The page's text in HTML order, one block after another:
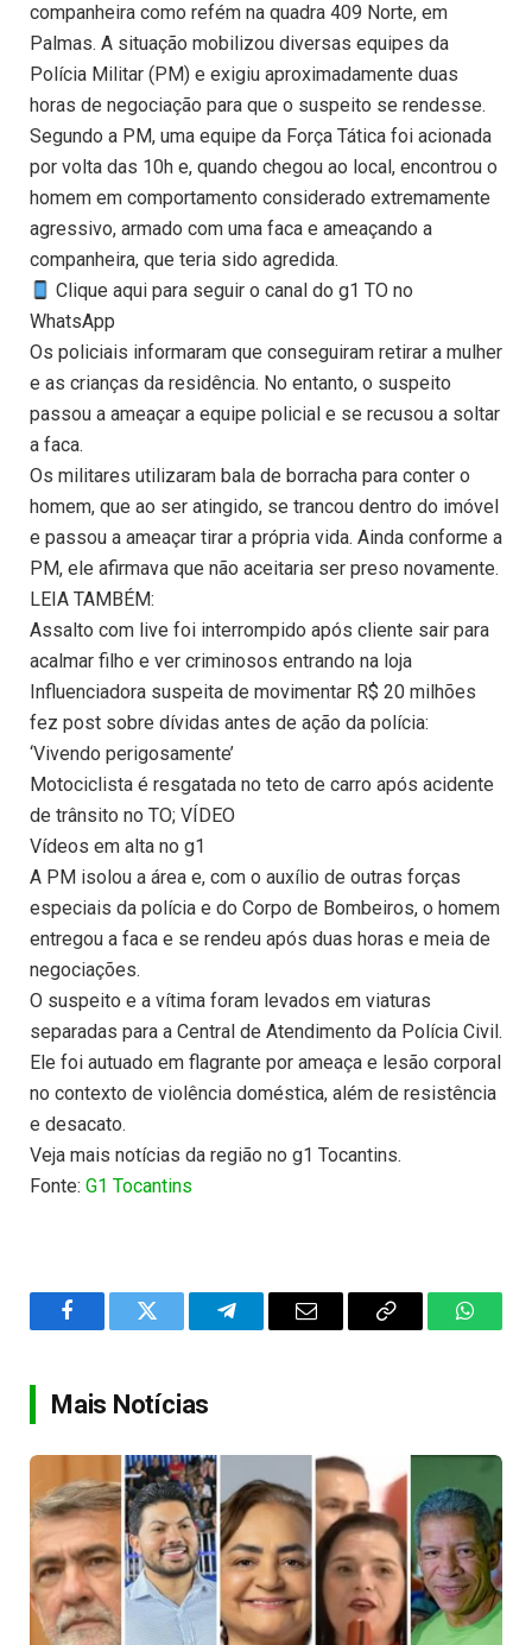
companheira como refém na quadra 409 Norte, em
Palmas. A situação mobilizou diversas equipes da
Polícia Militar (PM) e exigiu aproximadamente duas
horas de negociação para que o suspeito se rendesse.
Segundo a PM, uma equipe da Força Tática foi acionada
por volta das 10h e, quando chegou ao local, encontrou o
homem em comportamento considerado extremamente
agressivo, armado com uma faca e ameaçando a
companheira, que teria sido agredida.
Clique aqui para seguir o canal do g1 TO no
WhatsApp
Os policiais informaram que conseguiram retirar a mulher
e as crianças da residência. No entanto, o suspeito
passou a ameaçar a equipe policial e se recusou a soltar
a faca.
Os militares utilizaram bala de borracha para conter o
homem, que ao ser atingido, se trancou dentro do imóvel
e passou a ameaçar tirar a própria vida. Ainda conforme a
PM, ele afirmava que não aceitaria ser preso novamente.
LEIA TAMBÉM:
Assalto com live foi interrompido após cliente sair para
acalmar filho e ver criminosos entrando na loja
Influenciadora suspeita de movimentar R$ 20 milhões
fez post sobre dívidas antes de ação da polícia:
‘Vivendo perigosamente’
Motociclista é resgatada no teto de carro após acidente
de trânsito no TO; VÍDEO
Vídeos em alta no g1
A PM isolou a área e, com o auxílio de outras forças
especiais da polícia e do Corpo de Bombeiros, o homem
entregou a faca e se rendeu após duas horas e meia de
negociações.
O suspeito e a vítima foram levados em viaturas
separadas para a Central de Atendimento da Polícia Civil.
Ele foi autuado em flagrante por ameaça e lesão corporal
no contexto de violência doméstica, além de resistência
e desacato.
Veja mais notícias da região no g1 Tocantins.
Fonte: G1 Tocantins
FacebookTwitter TelegramEmail
Copy
Mais Notícias